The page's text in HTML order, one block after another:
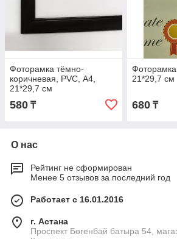
Фоторамка тёмно-
коричневая, PVC, А4,
21*29,7 см
580 ₸
21*29,7 см
680₸
О нас
Рейтинг не сформирован
Менее 5 отзывов за последний год
Работает с 16.01.2016
г. Астана
Проспект Бөгенбай батыра 54,